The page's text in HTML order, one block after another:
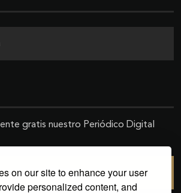
on our site to enhance your user
personalized content, and
gratis nuestro Periódico Digital
SUSCRIBIRSE